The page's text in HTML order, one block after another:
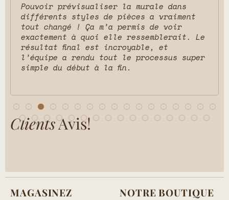
Pouvoir prévisualiser la murale dans
différents styles de pièces a vraiment
tout changé ! Ça m’a permis de voir
exactement à quoi elle ressemblerait. Le
résultat final est incroyable, et
l’équipe a rendu tout le processus super
simple du début à la fin.
ClientsAvis!
MAGASINEZ NOTRE BOUTIQUE